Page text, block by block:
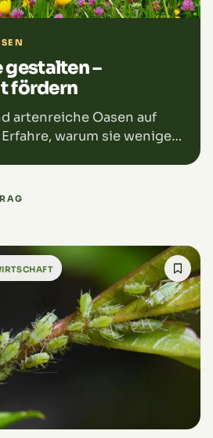
–
fördern
artenreiche Oasen auf
warum sie weniger